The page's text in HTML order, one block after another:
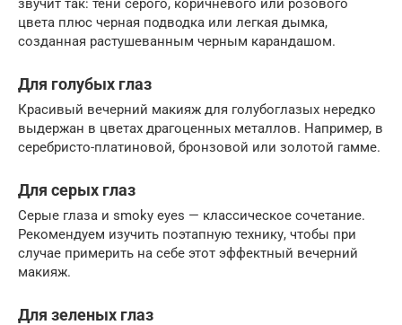
звучит так: тени серого, коричневого или розового
цвета плюс черная подводка или легкая дымка,
созданная растушеванным черным карандашом.
Для голубых глаз
Красивый вечерний макияж для голубоглазых нередко
выдержан в цветах драгоценных металлов. Например, в
серебристо-платиновой, бронзовой или золотой гамме.
Для серых глаз
Серые глаза и smoky eyes — классическое сочетание.
Рекомендуем изучить поэтапную технику, чтобы при
случае примерить на себе этот эффектный вечерний
макияж.
Для зеленых глаз